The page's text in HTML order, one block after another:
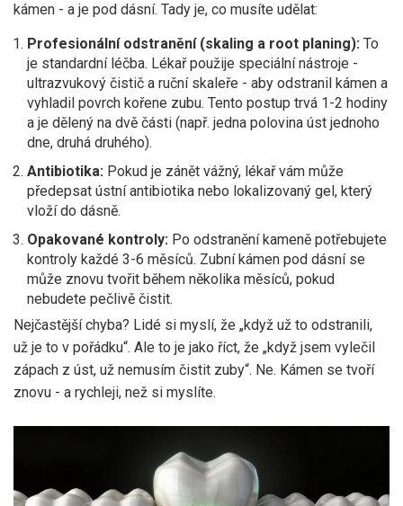
kámen - a je pod dásní. Tady je, co musíte udělat:
Profesionální odstranění (skaling a root planing): To
je standardní léčba. Lékař použije speciální nástroje -
ultrazvukový čistič a ruční skaleře - aby odstranil kámen a
vyhladil povrch kořene zubu. Tento postup trvá 1-2 hodiny
a je dělený na dvě části (např. jedna polovina úst jednoho
dne, druhá druhého).
Antibiotika: Pokud je zánět vážný, lékař vám může
předepsat ústní antibiotika nebo lokalizovaný gel, který
vloží do dásně.
Opakované kontroly: Po odstranění kameně potřebujete
kontroly každé 3-6 měsíců. Zubní kámen pod dásní se
může znovu tvořit během několika měsíců, pokud
nebudete pečlivě čistit.
Nejčastější chyba? Lidé si myslí, že „když už to odstranili,
už je to v pořádku“. Ale to je jako říct, že „když jsem vylečil
zápach z úst, už nemusím čistit zuby“. Ne. Kámen se tvoří
znovu - a rychleji, než si myslíte.